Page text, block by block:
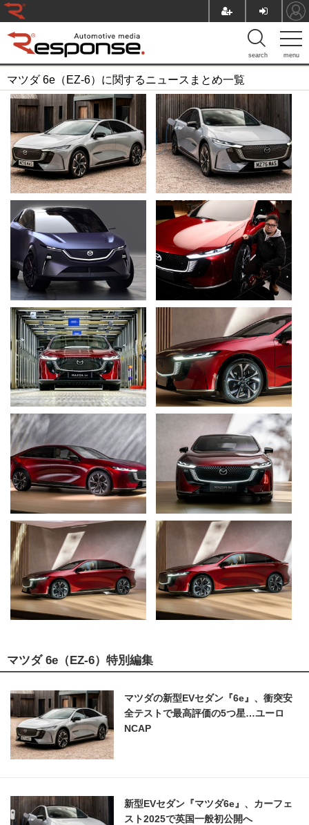
menu
search
マツダ 6e（EZ-6）に関するニュースまとめ一覧
マツダ 6e（EZ-6）特別編集
マツダの新型EVセダン『6e』、衝突安
全テストで最高評価の5つ星…ユーロ
NCAP
新型EVセダン『マツダ6e』、カーフェ
スト2025で英国一般初公開へ